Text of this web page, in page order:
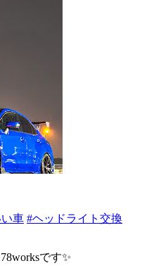
車 #ヘッドライト交換
です✨️